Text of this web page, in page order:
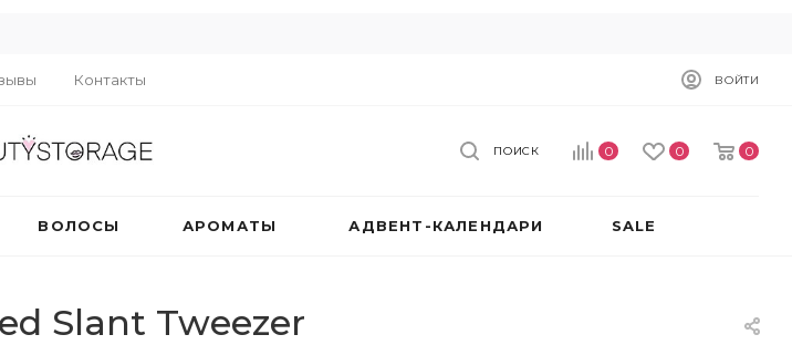
Контакты ВОЙТИ
0 0 0
ПОИСК
ВОЛОСЫ АРОМАТЫ АДВЕНТ-КАЛЕНДАРИ SALE
Slant Tweezer